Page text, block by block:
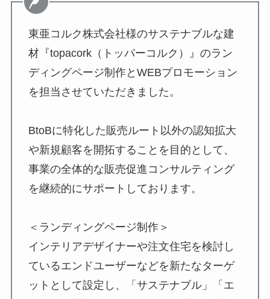
東亜コルク株式会社様のサステナブルな建
材『topacork（トッパーコルク）』のラン
ディングページ制作とWEBプロモーション
を担当させていただきました。
BtoBに特化した販売ルート以外の認知拡大
や新規顧客を開拓することを目的として、
事業の全体的な販売促進コンサルティング
を継続的にサポートしております。
＜ランディングページ制作＞
インテリアデザイナーや注文住宅を検討し
ているエンドユーザーなどを新たなターゲ
ットとして設定し、「サステナブル」「エ